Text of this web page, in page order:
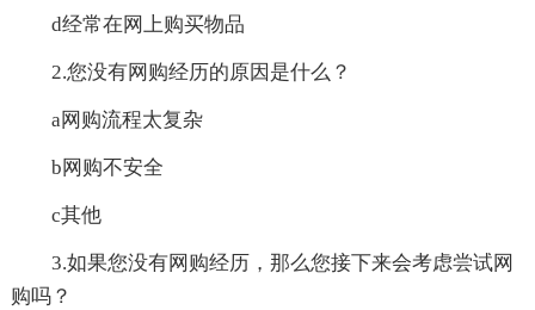
d经常在网上购买物品
2.您没有网购经历的原因是什么？
a网购流程太复杂
b网购不安全
c其他
3.如果您没有网购经历，那么您接下来会考虑尝试网
购吗？